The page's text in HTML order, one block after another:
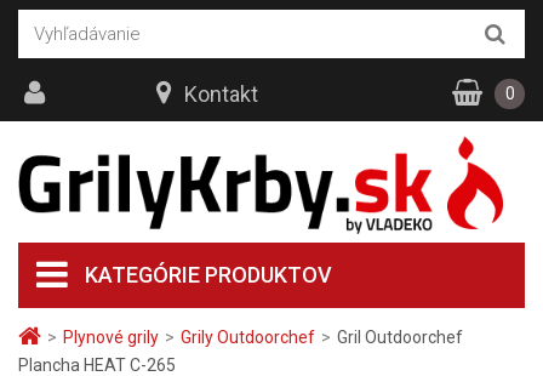
> Plynové grily > Grily Outdoorchef > Gril Outdoorchef
Plancha HEAT C-265
KATEGÓRIE PRODUKTOV
Kontakt 0